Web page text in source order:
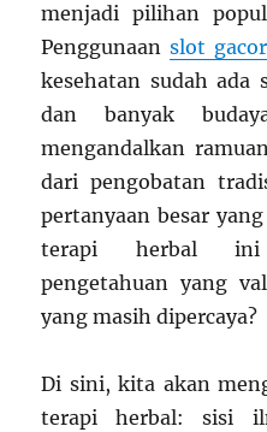
menjadi pilihan
Penggunaanslot gacor
kesehatan sudah ada
dan banyak
mengandalkan
dari pengobatan
pertanyaan besar
terapi herbal ini
pengetahuan yang
yang masih dipercaya?
Di sini, kita akan
terapi herbal: sisi